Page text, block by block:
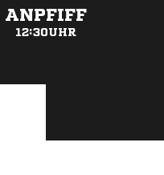
ANPFIFF
12:30UHR